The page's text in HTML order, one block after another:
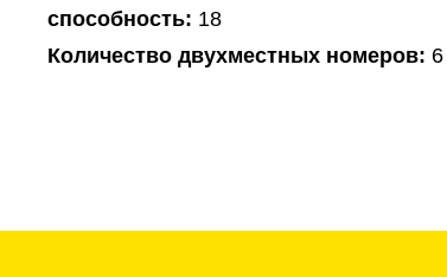
способность: 18
Количество двухместных номеров: 6